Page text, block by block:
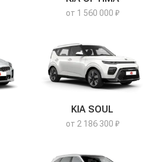
от 1 560 000 ₽
KIA SOUL
от 2 186 300 ₽